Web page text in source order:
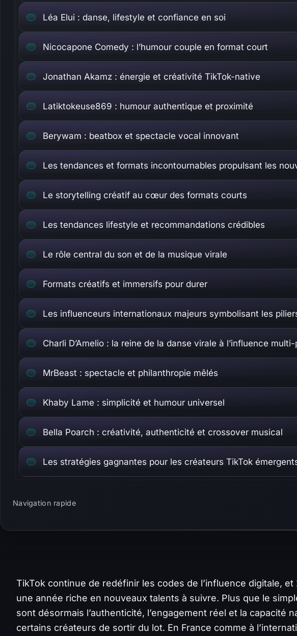
Léa Elui : danse, lifestyle et confiance en soi
Nicocapone Comedy : l’humour couple en format court
Jonathan Akamz : énergie et créativité TikTok-native
Latiktokeuse869 : humour authentique et proximité
Berywam : beatbox et spectacle vocal innovant
Les tendances et formats incontournables propulsant les
Le storytelling créatif au cœur des formats courts
Les tendances lifestyle et recommandations crédibles
Le rôle central du son et de la musique virale
Formats créatifs et immersifs pour durer
Les influenceurs internationaux majeurs symbolisant les
Charli D’Amelio : la reine de la danse virale à l’influence
MrBeast : spectacle et philanthropie mêlés
Khaby Lame : simplicité et humour universel
Bella Poarch : créativité, authenticité et crossover musical
Les stratégies gagnantes pour les créateurs TikTok
Navigation rapide
TikTok continue de redéfinir les codes de l’influence digitale, et
une année riche en nouveaux talents à suivre. Plus que le
sont désormais l’authenticité, l’engagement réel et la capacité
certains créateurs de sortir du lot. En France comme à